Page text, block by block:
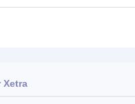
Xetra